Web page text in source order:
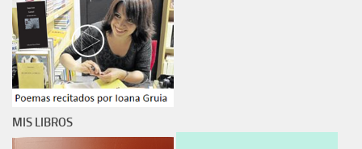
MIS LIBROS